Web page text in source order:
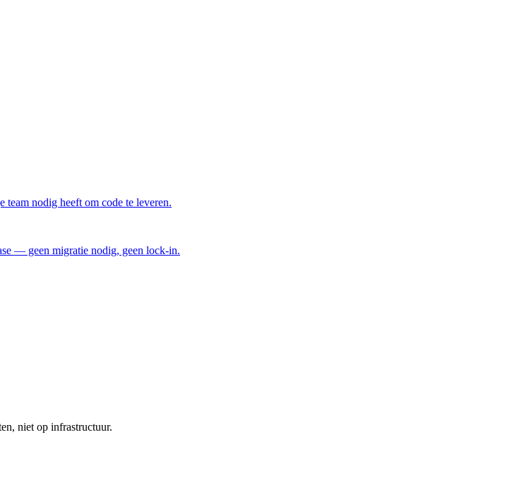
nodig heeft om code te leveren.
— geen migratie nodig, geen lock-in.
niet op infrastructuur.